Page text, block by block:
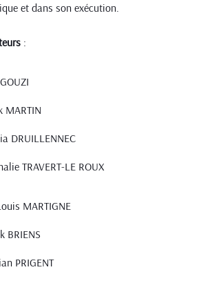
et dans son exécution.
:
MARTIN
DRUILLENNEC
TRAVERT-LE ROUX
MARTIGNE
BRIENS
PRIGENT